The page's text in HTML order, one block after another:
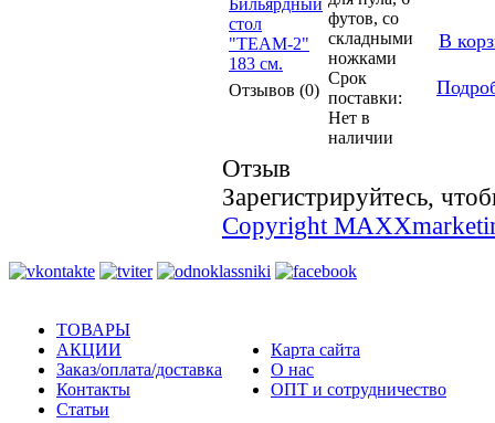
Отзывов (0)
футов, со
складными
ножками
Срок
поставки:
Нет в
наличии
В
Отзыв
Зарегистрируйтесь,
Copyright
ТОВАРЫ
АКЦИИ
Заказ/оплата/доставка
Контакты
Статьи
Карта сайта
О нас
ОПТ и сотрудничество